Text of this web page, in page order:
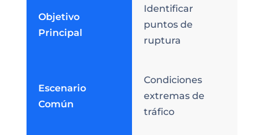
Objetivo
Principal
Identificar
puntos de
ruptura
Escenario
Común
Condiciones
extremas de
tráfico